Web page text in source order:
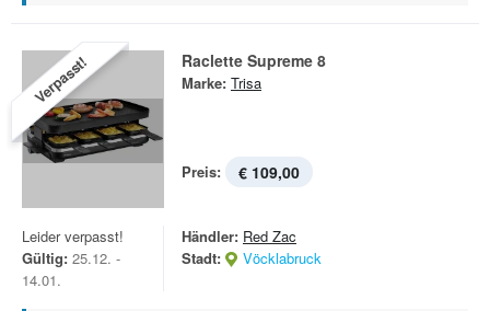
Verpasst! Raclette Supreme 8
Marke: Trisa
Preis: € 109,00
Leider verpasst!
Gültig: 25.12. -
14.01.
Händler: Red Zac
Stadt:
Vöcklabruck